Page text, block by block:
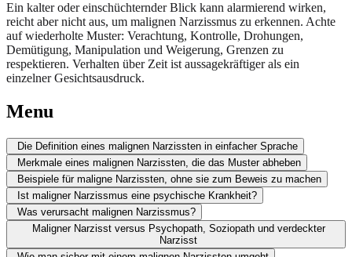
Ein kalter oder einschüchternder Blick kann alarmierend wirken,
reicht aber nicht aus, um malignen Narzissmus zu erkennen. Achte
auf wiederholte Muster: Verachtung, Kontrolle, Drohungen,
Demütigung, Manipulation und Weigerung, Grenzen zu
respektieren. Verhalten über Zeit ist aussagekräftiger als ein
einzelner Gesichtsausdruck.
Menu
Die Definition eines malignen Narzissten in einfacher Sprache
Merkmale eines malignen Narzissten, die das Muster abheben
Beispiele für maligne Narzissten, ohne sie zum Beweis zu machen
Ist maligner Narzissmus eine psychische Krankheit?
Was verursacht malignen Narzissmus?
Maligner Narzisst versus Psychopath, Soziopath und verdeckter
Narzisst